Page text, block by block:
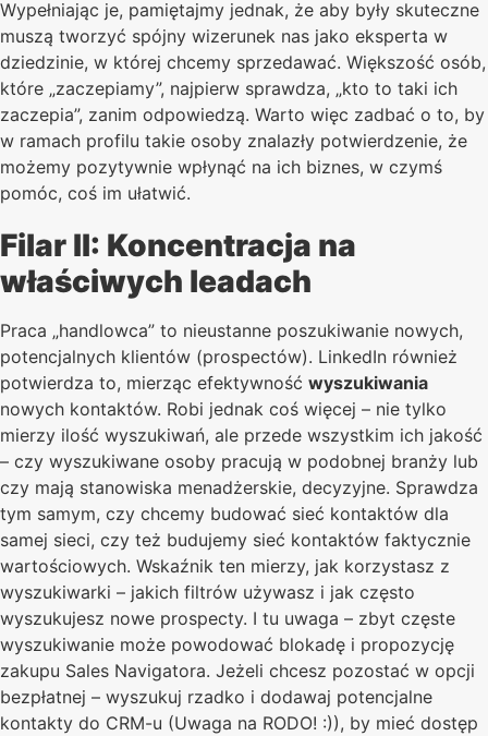
Wypełniając je, pamiętajmy jednak, że aby były skuteczne
muszą tworzyć spójny wizerunek nas jako eksperta w
dziedzinie, w której chcemy sprzedawać. Większość osób,
które „zaczepiamy”, najpierw sprawdza, „kto to taki ich
zaczepia”, zanim odpowiedzą. Warto więc zadbać o to, by
w ramach profilu takie osoby znalazły potwierdzenie, że
możemy pozytywnie wpłynąć na ich biznes, w czymś
pomóc, coś im ułatwić.
Filar II: Koncentracja na
właściwych leadach
Praca „handlowca” to nieustanne poszukiwanie nowych,
potencjalnych klientów (prospectów). LinkedIn również
potwierdza to, mierząc efektywność wyszukiwania
nowych kontaktów. Robi jednak coś więcej – nie tylko
mierzy ilość wyszukiwań, ale przede wszystkim ich jakość
– czy wyszukiwane osoby pracują w podobnej branży lub
czy mają stanowiska menadżerskie, decyzyjne. Sprawdza
tym samym, czy chcemy budować sieć kontaktów dla
samej sieci, czy też budujemy sieć kontaktów faktycznie
wartościowych. Wskaźnik ten mierzy, jak korzystasz z
wyszukiwarki – jakich filtrów używasz i jak często
wyszukujesz nowe prospecty. I tu uwaga – zbyt częste
wyszukiwanie może powodować blokadę i propozycję
zakupu Sales Navigatora. Jeżeli chcesz pozostać w opcji
bezpłatnej – wyszukuj rzadko i dodawaj potencjalne
kontakty do CRM-u (Uwaga na RODO! :)), by mieć dostęp